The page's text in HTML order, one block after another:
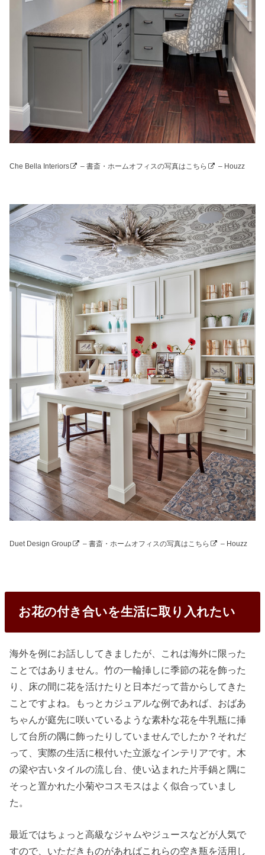
Che Bella Interiors –書斎・ホームオフィスの写真はこちら – Houzz
Duet Design Group –書斎・ホームオフィスの写真はこちら – Houzz
お花の付き合いを生活に取り入れたい
海外を例にお話ししてきましたが、これは海外に限った
ことではありません。竹の一輪挿しに季節の花を飾った
り、床の間に花を活けたりと日本だって昔からしてきた
ことですよね。もっとカジュアルな例であれば、おばあ
ちゃんが庭先に咲いているような素朴な花を牛乳瓶に挿
して台所の隅に飾ったりしていませんでしたか？それだ
って、実際の生活に根付いた立派なインテリアです。木
の梁や古いタイルの流し台、使い込まれた片手鍋と隅に
そっと置かれた小菊やコスモスはよく似合っていまし
た。
最近ではちょっと高級なジャムやジュースなどが人気で
すので、いただきものがあればこれらの空き瓶を活用し